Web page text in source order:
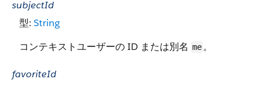
subjectId
型: String
コンテキストユーザーの ID または別名 me。
favoriteId